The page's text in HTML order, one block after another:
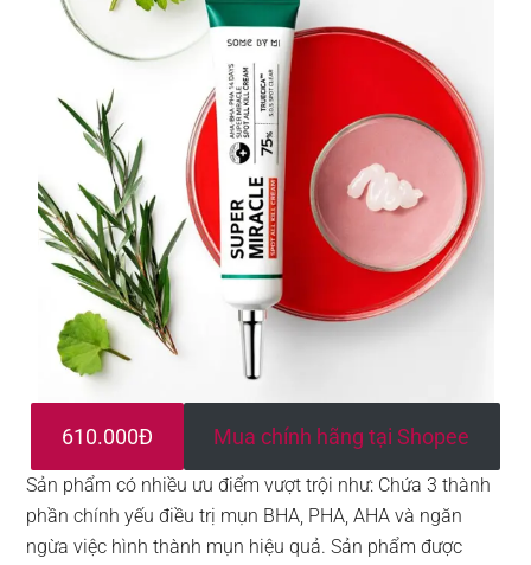
610.000Đ Mua chính hãng tại Shopee
Sản phẩm có nhiều ưu điểm vượt trội như: Chứa 3 thành
phần chính yếu điều trị mụn BHA, PHA, AHA và ngăn
ngừa việc hình thành mụn hiệu quả. Sản phẩm được